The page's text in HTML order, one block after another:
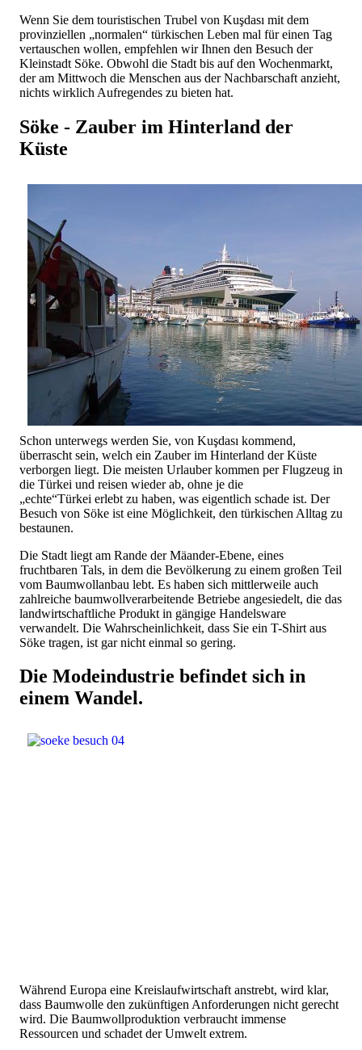
Wenn Sie dem touristischen Trubel von Kuşdası mit dem
provinziellen „normalen“ türkischen Leben mal für einen Tag
vertauschen wollen, empfehlen wir Ihnen den Besuch der
Kleinstadt Söke. Obwohl die Stadt bis auf den Wochenmarkt,
der am Mittwoch die Menschen aus der Nachbarschaft anzieht,
nichts wirklich Aufregendes zu bieten hat.
Söke - Zauber im Hinterland der
Küste
Schon unterwegs werden Sie, von Kuşdası kommend,
überrascht sein, welch ein Zauber im Hinterland der Küste
verborgen liegt. Die meisten Urlauber kommen per Flugzeug in
die Türkei und reisen wieder ab, ohne je die
„echte“Türkei erlebt zu haben, was eigentlich schade ist. Der
Besuch von Söke ist eine Möglichkeit, den türkischen Alltag zu
bestaunen.
Die Stadt liegt am Rande derMäander-Ebene, eines
fruchtbaren Tals, in dem die Bevölkerung zu einem großen Teil
vom Baumwollanbau lebt. Es haben sich mittlerweile auch
zahlreiche baumwollverarbeitende Betriebe angesiedelt, die das
landwirtschaftliche Produkt in gängige Handelsware
verwandelt. Die Wahrscheinlichkeit, dass Sie ein T-Shirt aus
Söke tragen, ist gar nicht einmal so gering.
Die Modeindustrie befindet sich in
einem Wandel.
Während Europa eine Kreislaufwirtschaft anstrebt, wird klar,
dass Baumwolle den zukünftigen Anforderungen nicht gerecht
wird. Die Baumwollproduktion verbraucht immense
Ressourcen und schadet der Umwelt extrem.